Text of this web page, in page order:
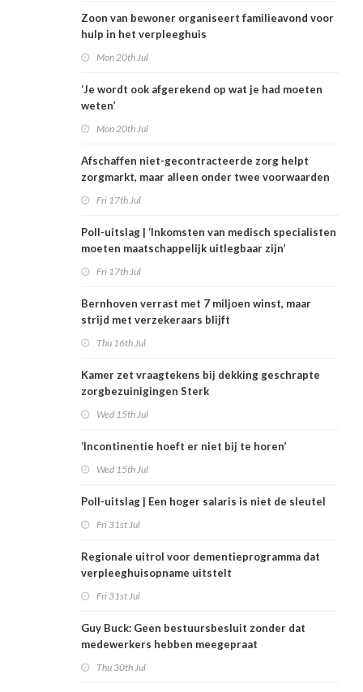
Zoon van bewoner organiseert familieavond voor
hulp in het verpleeghuis
Mon 20th Jul
‘Je wordt ook afgerekend op wat je had moeten
weten’
Mon 20th Jul
Afschaffen niet-gecontracteerde zorg helpt
zorgmarkt, maar alleen onder twee voorwaarden
Fri 17th Jul
Poll-uitslag | ‘Inkomsten van medisch specialisten
moeten maatschappelijk uitlegbaar zijn’
Fri 17th Jul
Bernhoven verrast met 7 miljoen winst, maar
strijd met verzekeraars blijft
Thu 16th Jul
Kamer zet vraagtekens bij dekking geschrapte
zorgbezuinigingen Sterk
Wed 15th Jul
‘Incontinentie hoeft er niet bij te horen’
Wed 15th Jul
Poll-uitslag | Een hoger salaris is niet de sleutel
Fri 31st Jul
Regionale uitrol voor dementieprogramma dat
verpleeghuisopname uitstelt
Fri 31st Jul
Guy Buck: Geen bestuursbesluit zonder dat
medewerkers hebben meegepraat
Thu 30th Jul